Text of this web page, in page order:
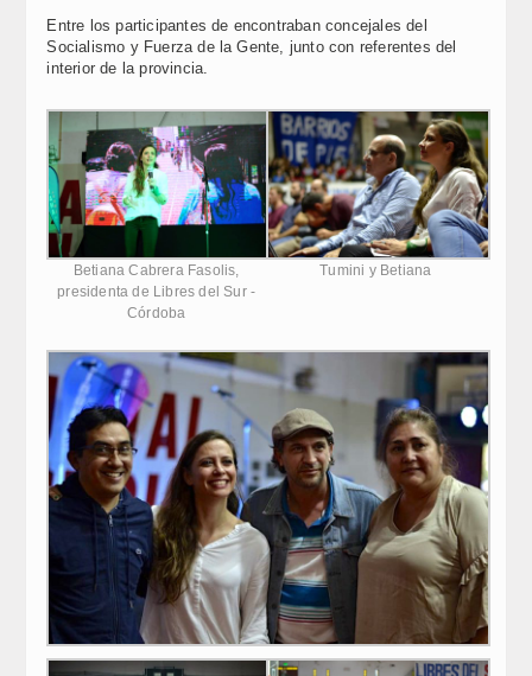
Entre los participantes de encontraban concejales del
Socialismo y Fuerza de la Gente, junto con referentes del
interior de la provincia.
Betiana Cabrera Fasolis,
presidenta de Libres del Sur -
Córdoba
Tumini y Betiana